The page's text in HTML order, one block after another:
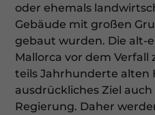
oder ehemals
Gebäude mit großen
gebaut wurden. Die alt-
Mallorca vor dem Verfall
teils Jahrhunderte alten
ausdrückliches Ziel
Regierung. Daher